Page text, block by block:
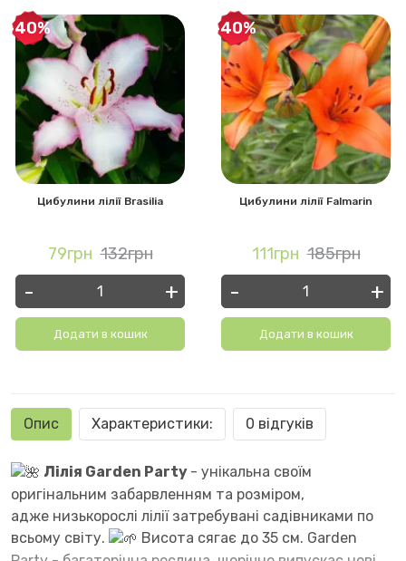
-40%
Цибулини лілії Brasilia
79грн 132грн
- +
Додати в кошик
-40%
Цибулини лілії Falmarin
111грн 185грн
- +
Додати в кошик
Опис Характеристики: 0 відгуків
Лілія Garden Party - унікальна своїм
оригінальним забарвленням та розміром,
адже низькорослі лілії затребувані садівниками по
всьому світу.
Висота сягає до 35 см. Garden